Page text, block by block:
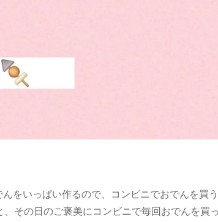
をいっぱい作るので、コンビニでおでんを買
その日のご褒美にコンビニで毎回おでんを買